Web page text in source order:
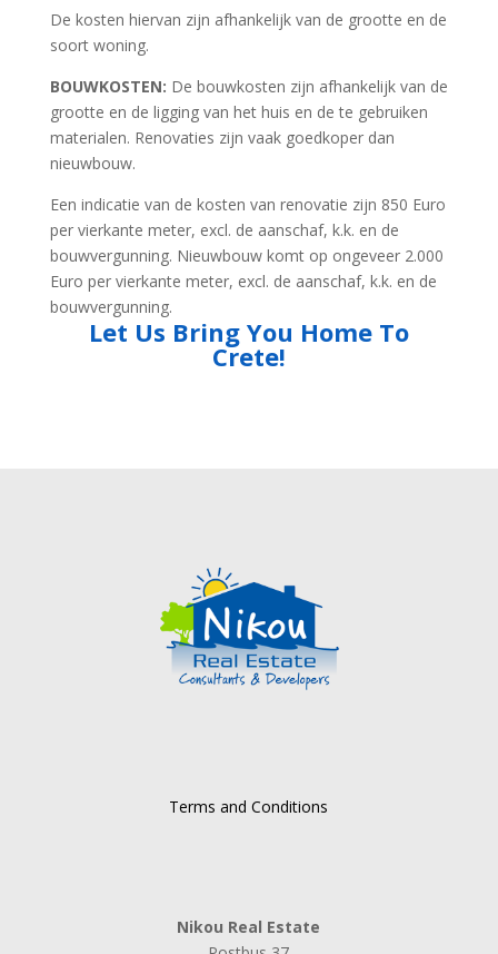
De kosten hiervan zijn afhankelijk van de grootte en de
soort woning.
BOUWKOSTEN: De bouwkosten zijn afhankelijk van de
grootte en de ligging van het huis en de te gebruiken
materialen. Renovaties zijn vaak goedkoper dan
nieuwbouw.
Een indicatie van de kosten van renovatie zijn 850 Euro
per vierkante meter, excl. de aanschaf, k.k. en de
bouwvergunning. Nieuwbouw komt op ongeveer 2.000
Euro per vierkante meter, excl. de aanschaf, k.k. en de
bouwvergunning.
Let Us Bring You Home To
Crete!
Terms and Conditions
Nikou Real Estate